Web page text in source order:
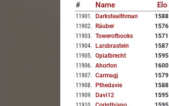
# Name Elo
11901 . Darkstealthman 1588
11902. Räuber 1576
11903. Towerofbooks 1571
11904. Larsbrastein 1587
11905. Opialbrecht 1595
11906. Ahorton 1600
11907. Carmagj 1579
11908. Pthedavie 1588
11909. Davi12 1595